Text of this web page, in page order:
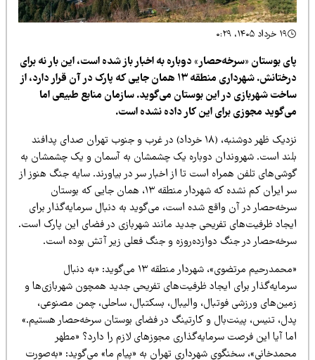
بوستان «سرخه‌حصار» دوباره به اخبار باز شده است، این بار نه برای
درختانش. شهرداری منطقه ۱۳ همان جایی که پارک در آن قرار دارد، از
شهربازی در این بوستان می‌گوید. سازمان منابع طبیعی اما
مجوزی برای این کار داده نشده است.
نزدیک ظهر دوشنبه، (۱۸ خرداد) در غرب و جنوب تهران صدای پدافند
است. شهروندان دوباره یک چشمشان به آسمان و یک چشمشان به
تلفن همراه است تا از اخبار سر در بیاورند. سایه جنگ هنوز از
سر ایران کم نشده که شهردار منطقه ۱۳، همان جایی که بوستان
در آن واقع شده است، می‌گوید به دنبال سرمایه‌گذار برای
ظرفیت‌های تفریحی جدید مانند شهربازی در فضای این پارک است.
در جنگ دوازده‌روزه و جنگ فعلی زیر آتش بوده است.
«محمدرحیم مرتضوی»، شهردار منطقه ۱۳ می‌گوید: «به دنبال
برای ایجاد ظرفیت‌های تفریحی جدید همچون شهربازی‌ها و
ورزشی فوتبال، والیبال، بسکتبال، ساحلی، چمن مصنوعی،
تنیس، پینت‌بال و کارتینگ در فضای بوستان سرخه‌حصار هستیم.»
آیا این فرصت سرمایه‌گذاری مجوزهای لازم را دارد؟ «مطهر
سخنگوی شهرداری تهران به «پیام ما» می‌گوید: «به‌صورت